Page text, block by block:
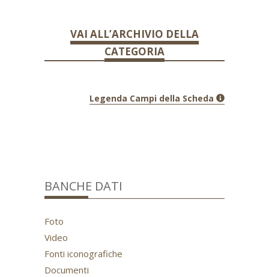
VAI ALL’ARCHIVIO DELLA
CATEGORIA
Legenda Campi della Scheda
BANCHE DATI
Foto
Video
Fonti iconografiche
Documenti